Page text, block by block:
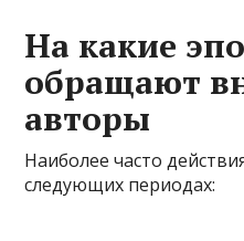
На какие
обращают
авторы
Наиболее часто
следующих периодах: